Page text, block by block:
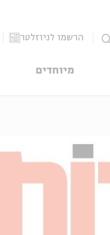
הרשמו לניוזלטר
מיוחדים